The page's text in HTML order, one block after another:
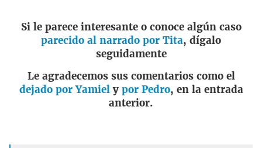
Si le parece interesante o conoce algún caso
parecido al narrado por Tita, dígalo
seguidamente
Le agradecemos sus comentarios como el
dejado por Yamiely por Pedro, en la entrada
anterior.